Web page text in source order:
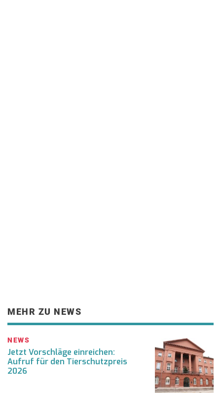
MEHR ZU NEWS
NEWS
Jetzt Vorschläge einreichen:
Aufruf für den Tierschutzpreis
2026